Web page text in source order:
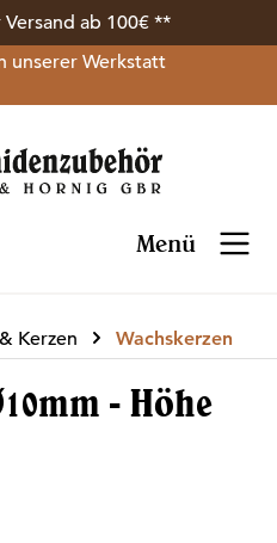
ab 100€ **
unserer Werkstatt
Menü
auf dem Merkzettel
Kerzen Wachskerzen
- Höhe